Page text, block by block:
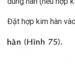
Đặt hợp kim hàn